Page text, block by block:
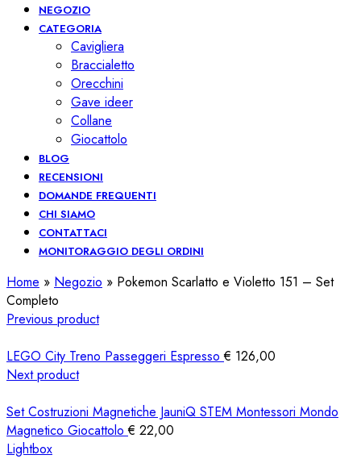
NEGOZIO
CATEGORIA
Cavigliera
Braccialetto
Orecchini
Gave ideer
Collane
Giocattolo
BLOG
RECENSIONI
DOMANDE FREQUENTI
CHI SIAMO
CONTATTACI
MONITORAGGIO DEGLI ORDINI
Home » Negozio » Pokemon Scarlatto e Violetto 151 – Set
Completo
Previous product
LEGO City Treno Passeggeri Espresso€ 126,00
Next product
Set Costruzioni Magnetiche JauniQ STEM Montessori Mondo
Magnetico Giocattolo€ 22,00
Lightbox